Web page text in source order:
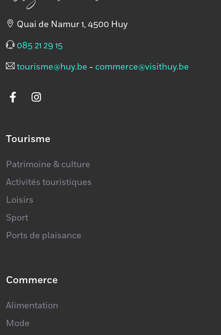
Quai de Namur 1, 4500 Huy
085 21 29 15
tourisme@huy.be
Activités touristiques
Loisirs
Sport
Ports de plaisance
Mode
Loisirs